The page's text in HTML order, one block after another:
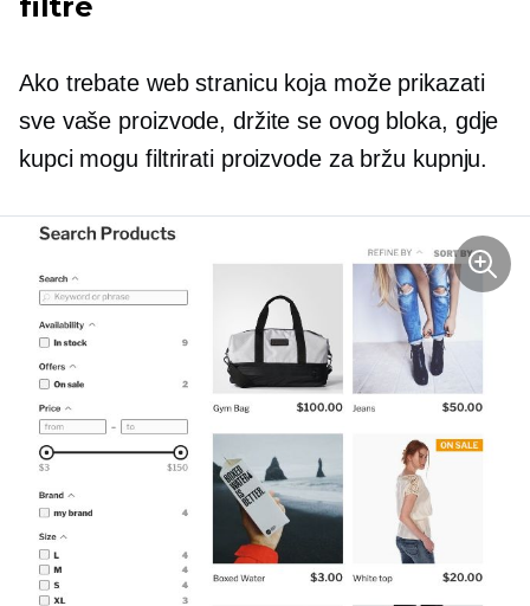
Ako trebate web stranicu koja može prikazati
sve vaše proizvode, držite se ovog bloka, gdje
kupci mogu filtrirati proizvode za bržu kupnju.